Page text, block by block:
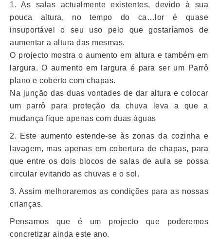
1. As salas actualmente existentes, devido à sua
pouca altura, no tempo do ca…lor é quase
insuportável o seu uso pelo que gostaríamos de
aumentar a altura das mesmas.
O projecto mostra o aumento em altura e também em
largura. O aumento em largura é para ser um Parrô
plano e coberto com chapas.
Na junção das duas vontades de dar altura e colocar
um parrô para proteção da chuva leva a que a
mudança fique apenas com duas águas
2. Este aumento estende-se às zonas da cozinha e
lavagem, mas apenas em cobertura de chapas, para
que entre os dois blocos de salas de aula se possa
circular evitando as chuvas e o sol.
3. Assim melhoraremos as condições para as nossas
crianças.
Pensamos que é um projecto que poderemos
concretizar ainda este ano.